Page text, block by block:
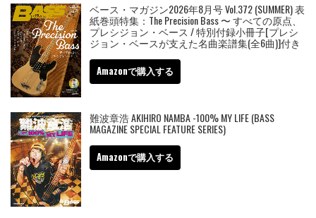
ベース・マガジン2026年8月号 Vol.372 (SUMMER) 表
紙巻頭特集：The Precision Bass 〜 すべての原点、
プレシジョン・ベース / 特別付録小冊子[プレシ
ジョン・ベースが支えた名曲楽譜集(全6曲)]付き
Amazonで購入する
難波章浩 AKIHIRO NAMBA -100% MY LIFE (BASS
MAGAZINE SPECIAL FEATURE SERIES)
Amazonで購入する